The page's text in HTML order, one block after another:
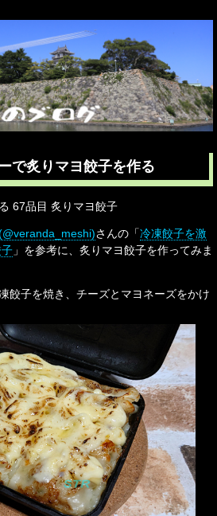
で炙りマヨ餃子を作る
67品目 炙りマヨ餃子
さんの「冷凍餃子を激
」を参考に、炙りマヨ餃子を作ってみま
餃子を焼き、チーズとマヨネーズをかけ